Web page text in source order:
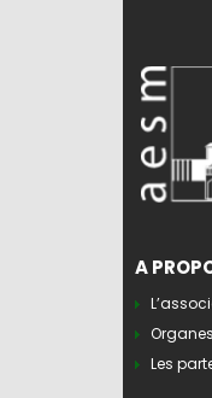
A
Les